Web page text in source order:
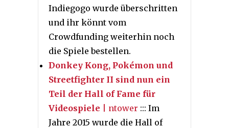
Indiegogo wurde überschritten
und ihr könnt vom
Crowdfunding weiterhin noch
die Spiele bestellen.
Donkey Kong, Pokémon und
Streetfighter II sind nun ein
Teil der Hall of Fame für
Videospiele | ntower ::: Im
Jahre 2015 wurde die Hall of